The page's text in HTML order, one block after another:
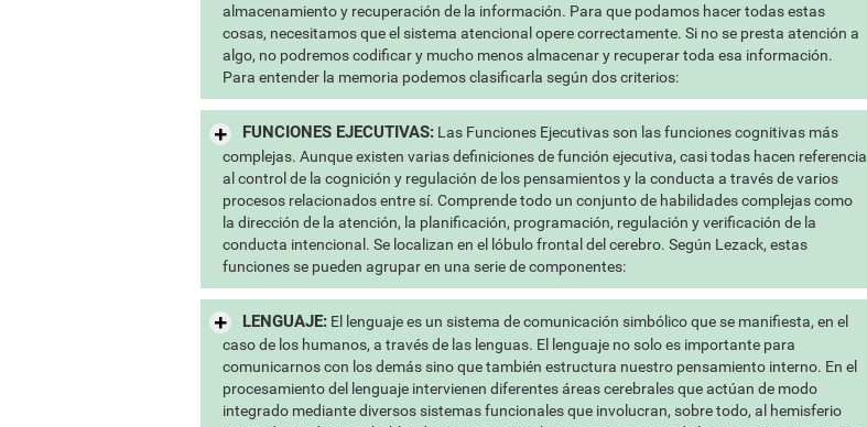
almacenamiento y recuperación de la información. Para que podamos hacer todas estas
cosas, necesitamos que el sistema atencional opere correctamente. Si no se presta atención a
algo, no podremos codificar y mucho menos almacenar y recuperar toda esa información.
Para entender la memoria podemos clasificarla según dos criterios:
FUNCIONES EJECUTIVAS:Las Funciones Ejecutivas son las funciones cognitivas más
complejas. Aunque existen varias definiciones de función ejecutiva, casi todas hacen referencia
al control de la cognición y regulación de los pensamientos y la conducta a través de varios
procesos relacionados entre sí. Comprende todo un conjunto de habilidades complejas como
la dirección de la atención, la planificación, programación, regulación y verificación de la
conducta intencional. Se localizan en el lóbulo frontal del cerebro. Según Lezack, estas
funciones se pueden agrupar en una serie de componentes:
LENGUAJE:El lenguaje es un sistema de comunicación simbólico que se manifiesta, en el
caso de los humanos, a través de las lenguas. El lenguaje no solo es importante para
comunicarnos con los demás sino que también estructura nuestro pensamiento interno. En el
procesamiento del lenguaje intervienen diferentes áreas cerebrales que actúan de modo
integrado mediante diversos sistemas funcionales que involucran, sobre todo, al hemisferio